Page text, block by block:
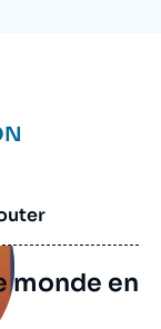
monde en